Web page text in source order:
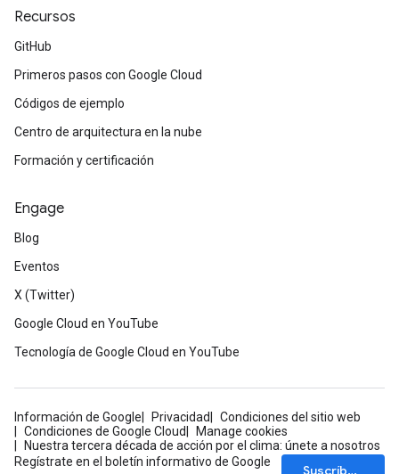
Recursos
GitHub
Primeros pasos con Google Cloud
Códigos de ejemplo
Centro de arquitectura en la nube
Formación y certificación
Engage
Blog
Eventos
X (Twitter)
Google Cloud en YouTube
Tecnología de Google Cloud en YouTube
Información de Google Privacidad
Condiciones del sitio web
Condiciones de Google Cloud
Manage cookies
Nuestra tercera década de acción por el clima: únete a nosotros
Regístrate en el boletín informativo de Google
Suscríbete